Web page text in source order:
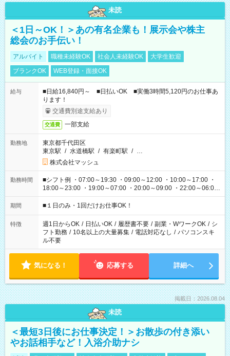
未読
＜1日～OK！＞あの有名企業も！展示会や株主
総会のお手伝い！
アルバイト 職種未経験OK 社会人未経験OK
大学生歓迎
ブランクOK
WEB登録・面接OK
給与
■日給16,840円～ ■日払いOK ■実働3時間5,120円のお仕事あ
ります！
交通費別途支給あり
交通費 一部支給
勤務地
東京都千代田区
東京駅 / 水道橋駅 / 有楽町駅 / …
株式会社マッシュ
勤務時間
■シフト例 ・07:00～19:30 ・09:00～12:00 ・10:00～17:00 ・
18:00～23:00 ・19:00～07:00 ・20:00～09:00 ・22:00～06:00
etc ★最短で3時間で5,120円のお仕事から 15時間で2万円近く稼
げるお仕事も！ ご希望のお時間に合わせてご紹介！ ※シフトは
ください！
期間 ■１日のみ・1回だけお仕事OK！
特徴 週1日からOK / 日払いOK / 履歴書不要 / 副業・WワークOK / シ
フト勤務 / 10名以上の大量募集 / 電話対応なし / パソコンスキ
ル不要
気になる！ 応募する 詳細へ
掲載日：2026.08.04
未読
＜最短3日後にお仕事決定！＞お散歩の付き添い
やお話相手など！入浴介助ナシ